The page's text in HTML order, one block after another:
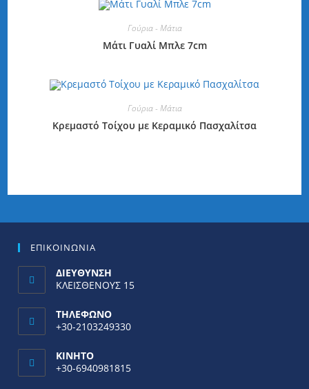
Γούρια - Μάτια
Μάτι Γυαλί Μπλε 7cm
Γούρια - Μάτια
Κρεμαστό Τοίχου με Κεραμικό Πασχαλίτσα
ΕΠΙΚΟΙΝΩΝΙΑ
ΔΙΕΥΘΥΝΣΗ
ΚΛΕΙΣΘΕΝΟΥΣ 15
ΤΗΛΕΦΩΝΟ
+30-2103249330
ΚΙΝΗΤΟ
+30-6940981815